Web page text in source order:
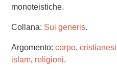
monoteistiche.
Collana: Sui generis.
Argomento: corpo,
islam, religioni.